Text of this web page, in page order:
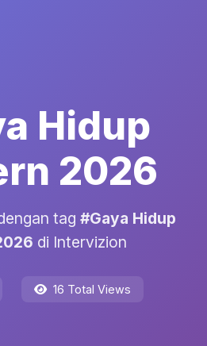
Hidup
2026
tag #Gaya Hidup
di Intervizion
16 Total Views